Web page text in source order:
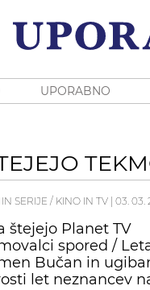
UPORABNO
SERIJE / KINO IN TV 03. 03.
štejejo Planet TV
spored /
Bučan in
let neznancev